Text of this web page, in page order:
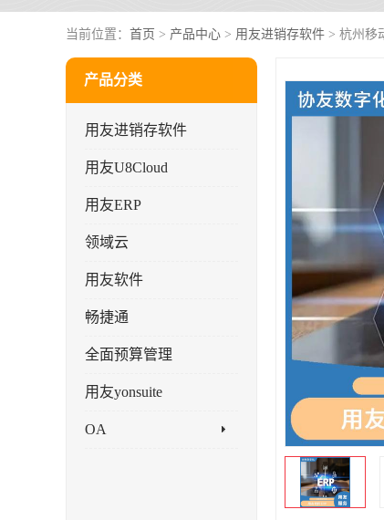
当前位置： 首页 > 产品中心 > 用友进销存软件 > 杭州移
产品分类
用友进销存软件
用友U8Cloud
用友ERP
领域云
用友软件
畅捷通
全面预算管理
用友yonsuite
OA